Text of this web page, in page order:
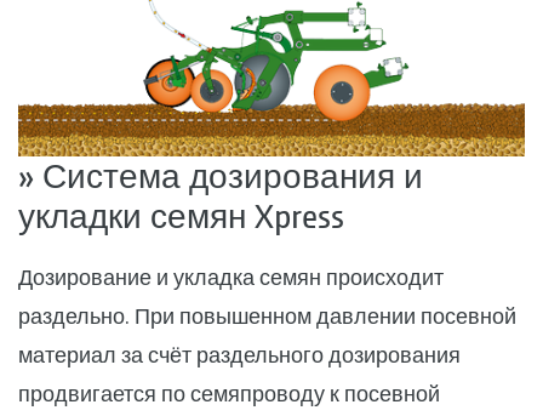
» Система дозирования и
укладки семян Xpress
Дозирование и укладка семян происходит
раздельно. При повышенном давлении посевной
материал за счёт раздельного дозирования
продвигается по семяпроводу к посевной